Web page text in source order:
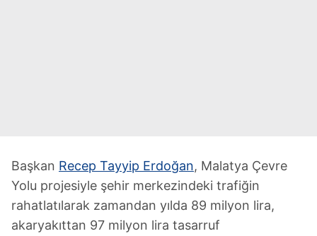
Başkan Recep Tayyip Erdoğan, Malatya Çevre
Yolu projesiyle şehir merkezindeki trafiğin
rahatlatılarak zamandan yılda 89 milyon lira,
akaryakıttan 97 milyon lira tasarruf